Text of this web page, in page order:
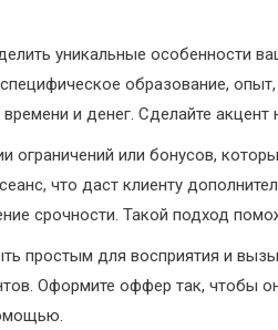
уникальные особенности
образование,
времени и денег. Сделайте
ограничений или бонусов,
что даст клиенту
срочности. Такой подход
простым для восприятия и
Оформите оффер так, чтобы